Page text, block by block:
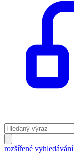
rozšířené vyhledávání